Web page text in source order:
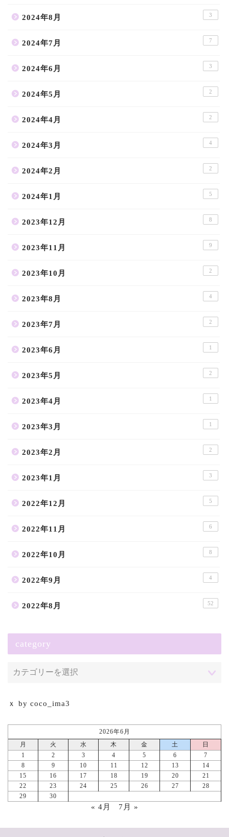
2024年8月 3
2024年7月 7
2024年6月 3
2024年5月 2
2024年4月 2
2024年3月 4
2024年2月 2
2024年1月 5
2023年12月 8
2023年11月 9
2023年10月 2
2023年8月 4
2023年7月 2
2023年6月 1
2023年5月 2
2023年4月 1
2023年3月 1
2023年2月 2
2023年1月 3
2022年12月 5
2022年11月 6
2022年10月 8
2022年9月 4
2022年8月 52
category
ｘ by coco_ima3
2026年6月
月
火 水 木 金 土
日
1
2 3 4 5 6
7
8
9 10 11 12 13
14
15
16 17 18 19 20
21
22
23 24 25 26 27
28
29
30
« 4月 7月 »